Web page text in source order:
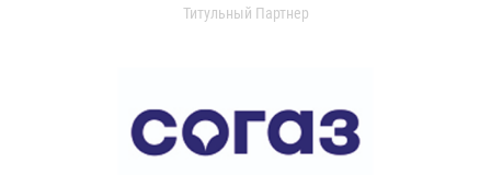
Титульный Партнер